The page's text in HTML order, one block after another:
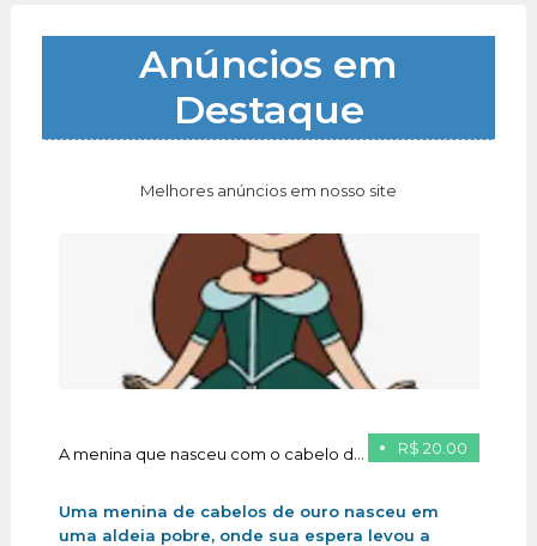
Anúncios em
Destaque
Melhores anúncios em nosso site
R$ 20.00
A menina que nasceu com o cabelo de ouro
Uma menina de cabelos de ouro nasceu em
uma aldeia pobre, onde sua espera levou a